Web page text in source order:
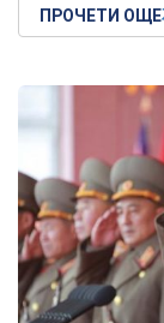
ПРОЧЕТИ ОЩЕ